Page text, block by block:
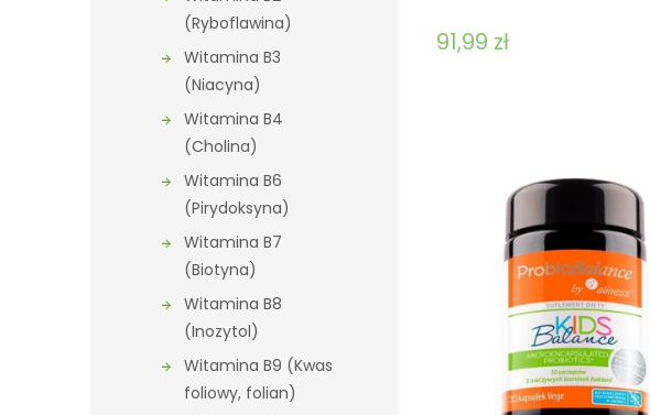
(Ryboflawina)
Witamina B3
(Niacyna)
Witamina B4
(Cholina)
Witamina B6
(Pirydoksyna)
Witamina B7
(Biotyna)
Witamina B8
(Inozytol)
Witamina B9 (Kwas
foliowy, folian)
91,99 zł